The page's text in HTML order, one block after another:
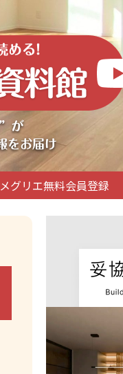
メグリエ無料会員登録